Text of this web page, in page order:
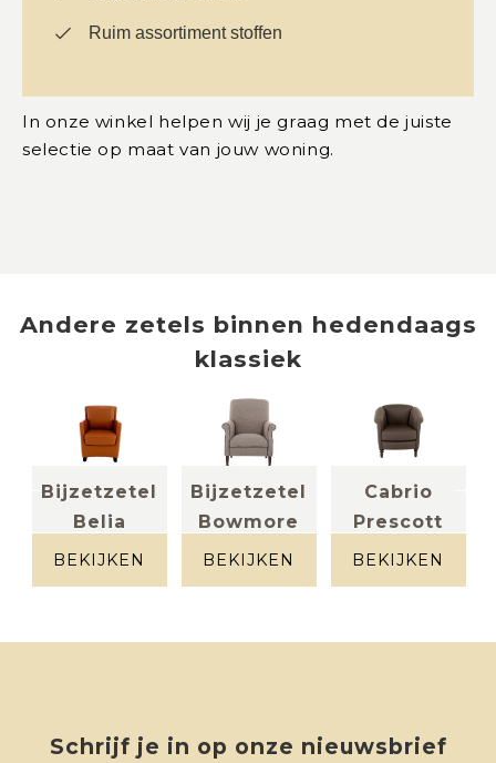
Ruim assortiment stoffen
In onze winkel helpen wij je graag met de juiste
selectie op maat van jouw woning.
Andere zetels binnen hedendaags
klassiek
Bijzetzetel
Belia
cognac
BEKIJKEN
Bijzetzetel
Bowmore
taupe
BEKIJKEN
Cabrio
Prescott
BEKIJKEN
Schrijf je in op onze nieuwsbrief